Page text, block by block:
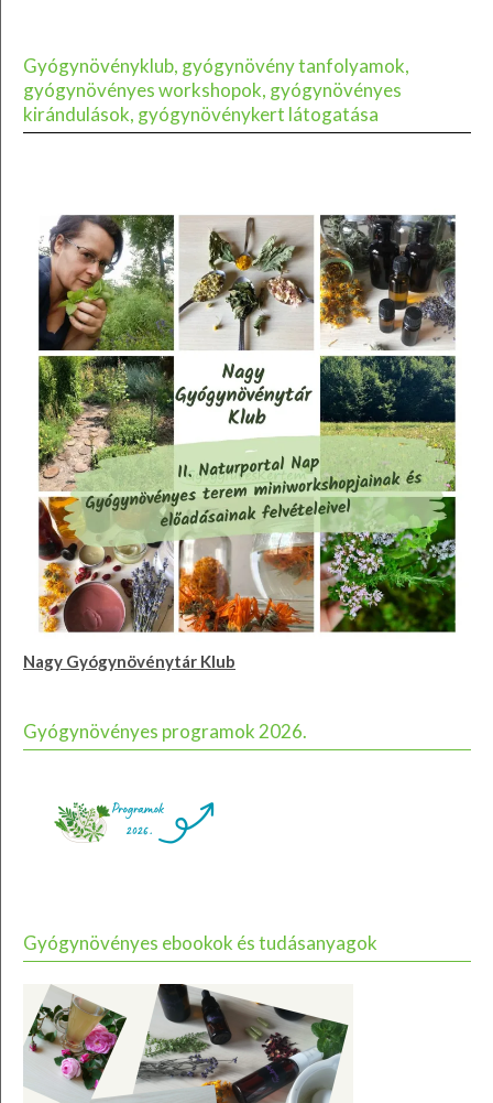
Gyógynövényklub, gyógynövény tanfolyamok,
gyógynövényes workshopok, gyógynövényes
kirándulások, gyógynövénykert látogatása
Nagy Gyógynövénytár Klub
Gyógynövényes programok 2026.
Gyógynövényes ebookok és tudásanyagok